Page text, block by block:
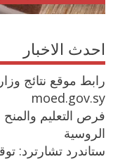
احدث الاخبار
رابط موقع نتائج
moed.gov.sy
فرص التعليم
الروسية